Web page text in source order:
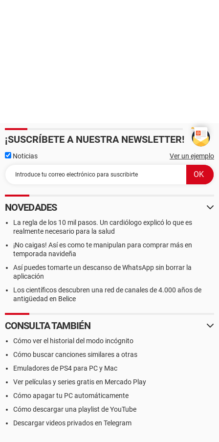
¡SUSCRÍBETE A NUESTRA NEWSLETTER!
Noticias Ver un ejemplo
NOVEDADES
La regla de los 10 mil pasos. Un cardiólogo explicó lo que es
realmente necesario para la salud
¡No caigas! Así es como te manipulan para comprar más en
temporada navideña
Así puedes tomarte un descanso de WhatsApp sin borrar la
aplicación
Los científicos descubren una red de canales de 4.000 años de
antigüedad en Belice
CONSULTA TAMBIÉN
Cómo ver el historial del modo incógnito
Cómo buscar canciones similares a otras
Emuladores de PS4 para PC y Mac
Ver películas y series gratis en Mercado Play
Cómo apagar tu PC automáticamente
Cómo descargar una playlist de YouTube
Descargar videos privados en Telegram